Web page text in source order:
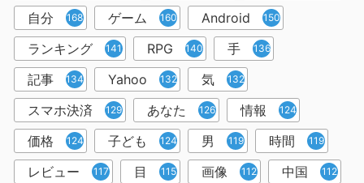
自分 168 ゲーム 160 Android 150
ランキング 141 RPG 140 手 136
記事 134 Yahoo 132 気 132
スマホ決済 129 あなた 126 情報 124
価格 124 子ども 124 男 119 時間 119
レビュー 117 目 115 画像 112 中国 112